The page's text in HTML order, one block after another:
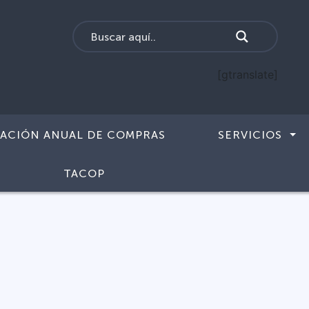
[gtranslate]
ANUAL DE COMPRAS SERVICIOS
TACOP